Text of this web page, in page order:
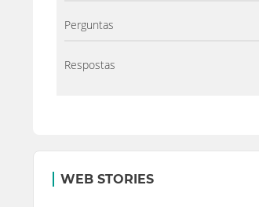
Perguntas
Respostas
WEB STORIES